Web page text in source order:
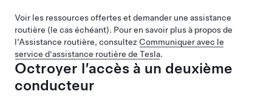
Voir les ressources offertes et demander une assistance
routière (le cas échéant). Pour en savoir plus à propos de
l’Assistance routière, consultez Communiquer avec le
service d'assistance routière de Tesla.
Octroyer l’accès à un deuxième
conducteur